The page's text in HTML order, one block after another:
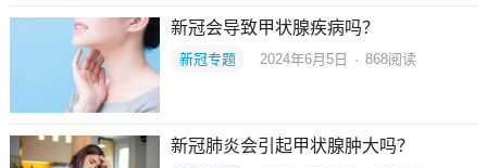
新冠会导致甲状腺疾病吗？
新冠专题 2024年6月5日 · 868阅读
新冠肺炎会引起甲状腺肿大吗？